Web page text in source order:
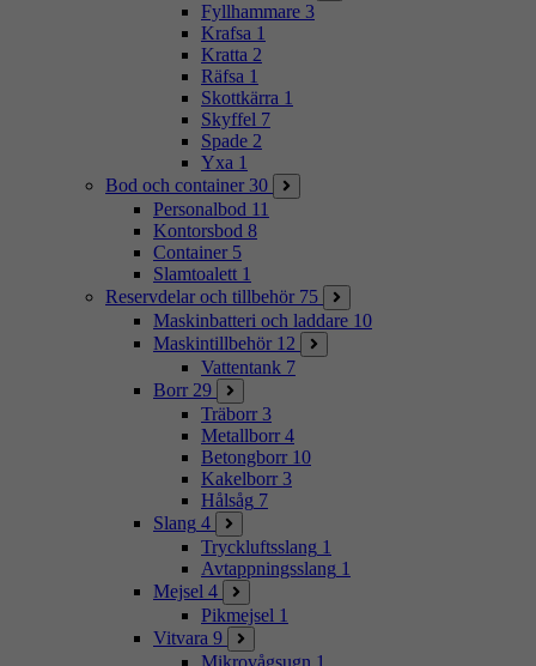
Fyllhammare 3
Krafsa 1
Kratta 2
Räfsa 1
Skottkärra 1
Skyffel 7
Spade 2
Yxa 1
Bod och container 30
Personalbod 11
Kontorsbod 8
Container 5
Slamtoalett 1
Reservdelar och tillbehör 75
Maskinbatteri och laddare 10
Maskintillbehör 12
Vattentank 7
Borr 29
Träborr 3
Metallborr 4
Betongborr 10
Kakelborr 3
Hålsåg 7
Slang 4
Tryckluftsslang 1
Avtappningsslang 1
Mejsel 4
Pikmejsel 1
Vitvara 9